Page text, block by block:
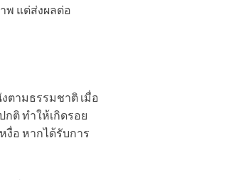
พ แต่ส่งผลต่อ
ตามธรรมชาติ เมื่อ
ติ ทำให้เกิดรอย
งื่อ หากได้รับการ